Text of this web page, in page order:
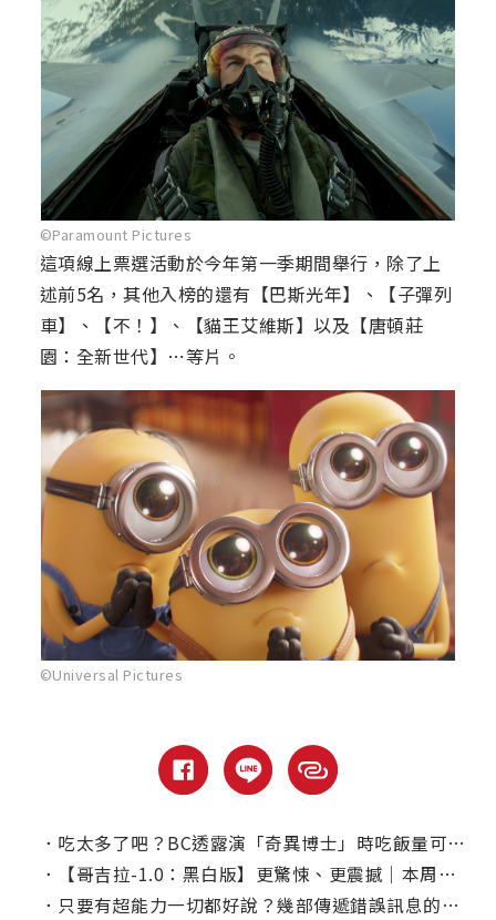
©Paramount Pictures
這項線上票選活動於今年第一季期間舉行，除了上
述前5名，其他入榜的還有【巴斯光年】、【子彈列
車】、【不！】、【貓王艾維斯】以及【唐頓莊
園：全新世代】⋯等片。
©Universal Pictures
． 吃太多了吧？BC透露演「奇異博士」時吃飯量可以養活一個家庭！
．
【哥吉拉-1.0：黑白版】更驚悚、更震撼｜本周上線、電視首播推薦
． 只要有超能力一切都好說？幾部傳遞錯誤訊息的漫改電影